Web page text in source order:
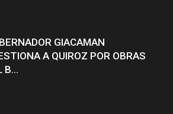
GIACAMAN
A QUIROZ POR OBRAS
B...